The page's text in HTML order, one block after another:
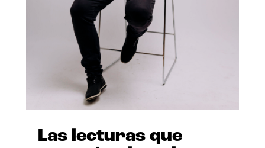
Las lecturas que